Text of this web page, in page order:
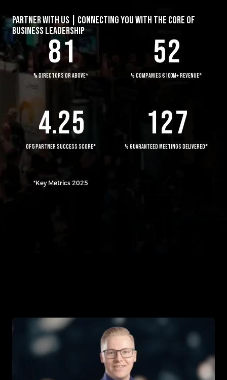
PARTNER WITH US | CONNECTING YOU WITH THE CORE OF
BUSINESS LEADERSHIP
7
8
0
1
% DIRECTORS OR ABOVE*
4
5
1
2
% COMPANIES €100M+ REVENUE*
1
2
3
4.
0
1
2
2
3
4
5
OF 5 PARTNER SUCCESS SCORE*
0
1
0
1
2
4
5
6
7
% GUARANTEED MEETINGS DELIVERED*
*Key Metrics 2025